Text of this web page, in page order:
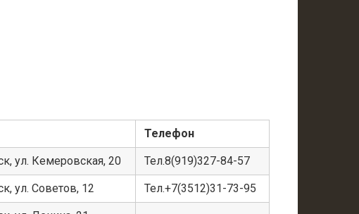
Телефон
ул. Кемеровская, 20 Тел.8(919)327-84-57
ул. Советов, 12 Тел.+7(3512)31-73-95